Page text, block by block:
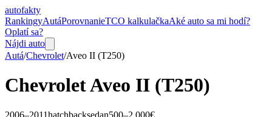
autofakty
RankingyAutáPorovnanieTCO kalkulačkaAké auto sa mi hodí?
Oplatí sa?
Nájdi auto
Autá/Chevrolet/Aveo II (T250)
ChevroletAveo II (T250)
2006–2011hatchbacksedan500–2 000€